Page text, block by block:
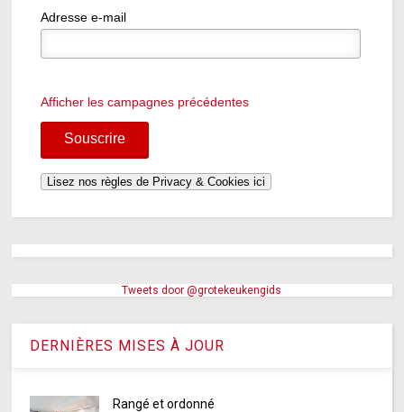
Adresse e-mail
Afficher les campagnes précédentes
Tweets door @grotekeukengids
DERNIÈRES MISES À JOUR
Rangé et ordonné